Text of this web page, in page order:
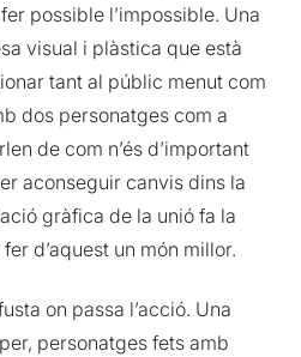
possible l’impossible. Una
visual i plàstica que està
tant al públic menut com
dos personatges com a
de com n’és d’important
aconseguir canvis dins la
gràfica de la unió fa la
d’aquest un món millor.
on passa l’acció. Una
personatges fets amb